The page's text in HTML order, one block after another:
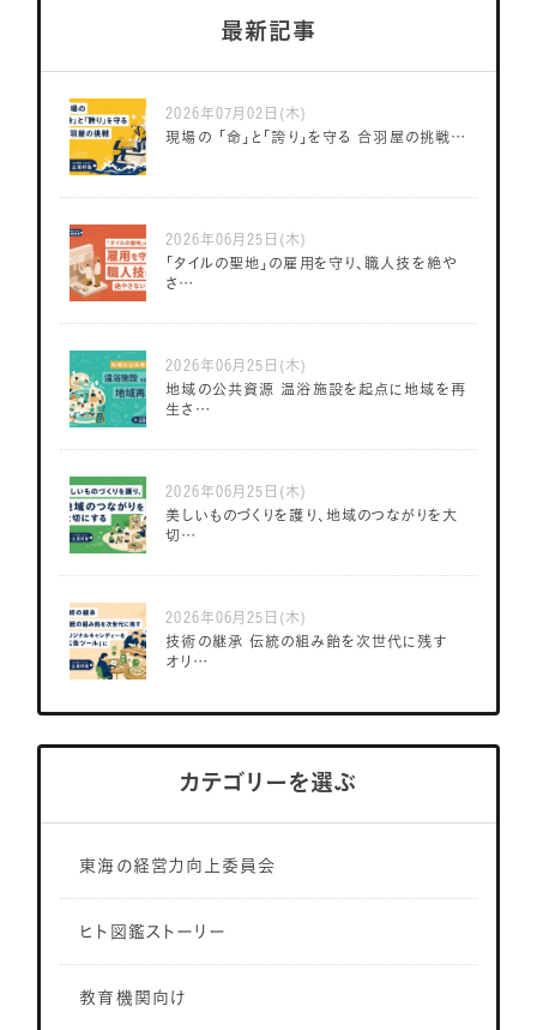
最新記事
2026年07月02日(木)
現場の 「命」と「誇り」を守る 合羽屋の挑戦…
2026年06月25日(木)
「タイルの聖地」の雇用を守り、職人技を絶や
さ…
2026年06月25日(木)
地域の公共資源 温浴施設を起点に地域を再
生さ…
2026年06月25日(木)
美しいものづくりを護り、地域のつながりを大
切…
2026年06月25日(木)
技術の継承 伝統の組み飴を次世代に残す
オリ…
カテゴリーを選ぶ
東海の経営力向上委員会
ヒト図鑑ストーリー
教育機関向け